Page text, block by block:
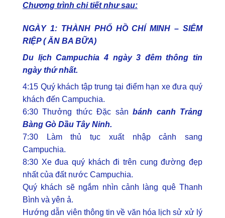
Chương trình chi tiết như sau:
NGÀY 1: THÀNH PHỐ HỒ CHÍ MINH – SIÊM
RIỆP ( ĂN BA BỮA)
Du lịch Campuchia 4 ngày 3 đêm thông tin
ngày thứ nhất.
4:15 Quý khách tập trung tại điểm hạn xe đưa quý
khách đến Campuchia.
6:30 Thưởng thức Đặc sản bánh canh Trảng
Bàng Gò Dầu Tây Ninh.
7:30 Làm thủ tục xuất nhập cảnh sang
Campuchia.
8:30 Xe đua quý khách đi trên cung đường đẹp
nhất của đất nước Campuchia.
Quý khách sẽ ngắm nhìn cảnh làng quê Thanh
Bình và yên ả.
Hướng dẫn viên thông tin về văn hóa lịch sử xử lý